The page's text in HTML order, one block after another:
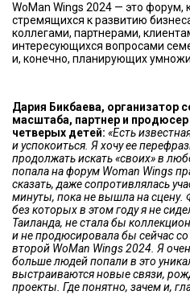
WoMan Wings 2024 — это
стремящихся к развитию
коллегами, партнерами,
интересующихся вопросами
и, конечно, планирующих
Дария Бикбаева, организатор
масштаба, партнер и
четверых детей: «Есть
и успокоиться. Я хочу ее
продолжать искать «своих» в
попала на форум Woman Wings
сказать, даже сопротивлялась
минуты, пока не вышла на сцену.
без которых в этом году я не
Таиланда, не стала бы
и не продюсировала бы сейчас
второй WoMan Wings 2024. Я
больше людей попали в это
выстраиваются новые связи,
проекты. Где понятно, зачем и,